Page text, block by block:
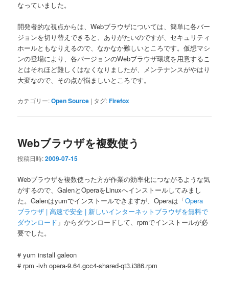
なっていました。
開発者的な視点からは、Webブラウザについては、簡単に各バー
ジョンを切り替えできると、ありがたいのですが、セキュリティ
ホールともなりえるので、なかなか難しいところです。仮想マシ
ンの登場により、各バージョンのWebブラウザ環境を用意するこ
とはそれほど難しくはなくなりましたが、メンテナンスがやはり
大変なので、その点が悩ましいところです。
カテゴリー:Open Source | タグ:Firefox
Webブラウザを複数使う
投稿日時:2009-07-15
Webブラウザを複数使った方が作業の効率化につながるような気
がするので、GalenとOperaをLinuxへインストールしてみまし
た。Galenはyumでインストールできますが、Operaは「Opera
ブラウザ | 高速で安全 | 新しいインターネットブラウザを無料で
ダウンロード 」からダウンロードして、rpmでインストールが必
要でした。
# yum install galeon
# rpm -ivh opera-9.64.gcc4-shared-qt3.i386.rpm